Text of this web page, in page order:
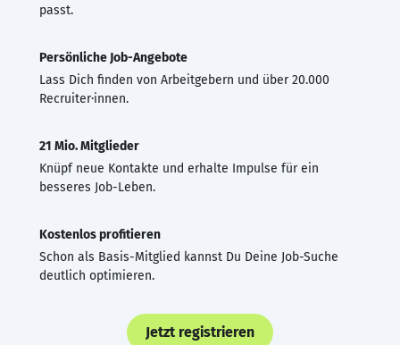
passt.
Persönliche Job-Angebote
Lass Dich finden von Arbeitgebern und über 20.000
Recruiter·innen.
21 Mio. Mitglieder
Knüpf neue Kontakte und erhalte Impulse für ein
besseres Job-Leben.
Kostenlos profitieren
Schon als Basis-Mitglied kannst Du Deine Job-Suche
deutlich optimieren.
Jetzt registrieren